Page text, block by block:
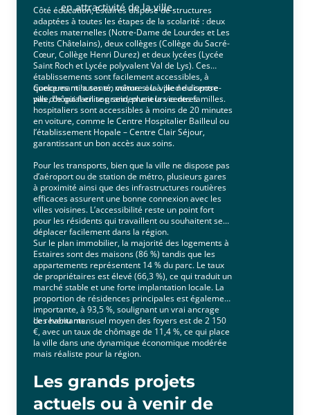
en attractivité de la ville.
Côté éducation, Estaires dispose de structures
adaptées à toutes les étapes de la scolarité : deux
écoles maternelles (Notre-Dame de Lourdes et Les
Petits Châtelains), deux collèges (Collège du Sacré-
Cœur, Collège Henri Durez) et deux lycées (Lycée
Saint Roch et Lycée polyvalent Val de Lys). Ces
établissements sont facilement accessibles, à
quelques minutes en voiture ou à pied du centre-
ville, ce qui facilite grandement la vie des familles.
Concernant la santé, même si la ville ne dispose
pas d’hôpital en son sein, plusieurs centres
hospitaliers sont accessibles à moins de 20 minutes
en voiture, comme le Centre Hospitalier Bailleul ou
l’établissement Hopale – Centre Clair Séjour,
garantissant un bon accès aux soins.
Pour les transports, bien que la ville ne dispose pas
d’aéroport ou de station de métro, plusieurs gares
à proximité ainsi que des infrastructures routières
efficaces assurent une bonne connexion avec les
villes voisines. L’accessibilité reste un point fort
pour les résidents qui travaillent ou souhaitent se
déplacer facilement dans la région.
Sur le plan immobilier, la majorité des logements à
Estaires sont des maisons (86 %) tandis que les
appartements représentent 14 % du parc. Le taux
de propriétaires est élevé (66,3 %), ce qui traduit un
marché stable et une forte implantation locale. La
proportion de résidences principales est également
importante, à 93,5 %, soulignant un vrai ancrage
des habitants.
Le revenu mensuel moyen des foyers est de 2 150
€, avec un taux de chômage de 11,4 %, ce qui place
la ville dans une dynamique économique modérée
mais réaliste pour la région.
Les grands projets
actuels ou à venir de